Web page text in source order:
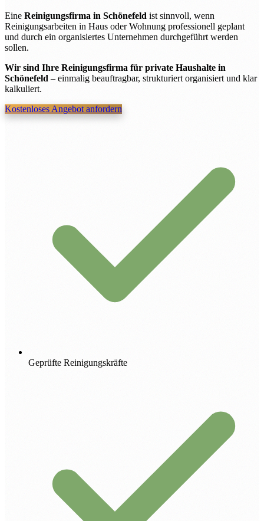
Eine Reinigungsfirma in Schönefeld ist sinnvoll, wenn
Reinigungsarbeiten in Haus oder Wohnung professionell geplant
und durch ein organisiertes Unternehmen durchgeführt werden
sollen.
Wir sind Ihre Reinigungsfirma für private Haushalte in
Schönefeld – einmalig beauftragbar, strukturiert organisiert und klar
kalkuliert.
Kostenloses Angebot anfordern
Geprüfte Reinigungskräfte